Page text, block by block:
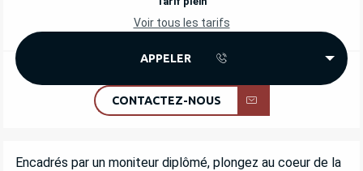
Voir tous les tarifs
APPELER
CONTACTEZ-NOUS
DESCRIPTION
Encadrés par un moniteur diplômé, plongez au coeur de la